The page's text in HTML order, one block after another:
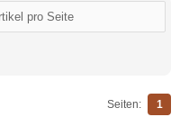
Seiten: 1